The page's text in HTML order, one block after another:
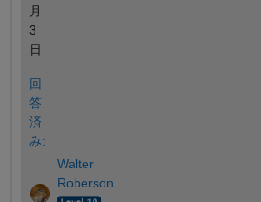
月
3
日
回
答
済
み:
Walter
Roberson